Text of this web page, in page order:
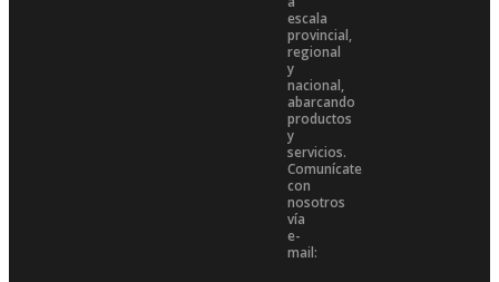
escala
provincial,
regional
y
nacional,
abarcando
productos
y
servicios.
Comunícate
con
nosotros
vía
e-
mail: